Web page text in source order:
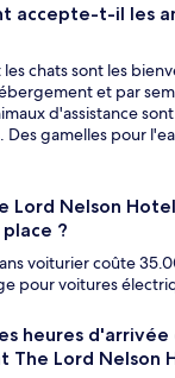
accepte-t-il les
chats sont les
et par
d'assistance
Des gamelles pour
Lord Nelson
?
voiturier coûte
pour voitures
heures
The Lord Nelson